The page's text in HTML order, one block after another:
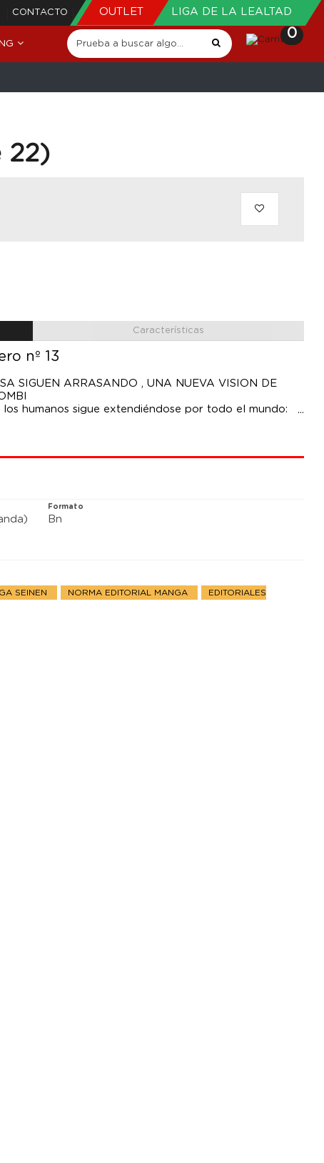
CONTACTO OUTLET LIGA DE LA LEALTAD
0
22)
Características
nº 13
SIGUEN ARRASANDO , UNA NUEVA VISION DE
humanos sigue extendiéndose por todo el mundo:
virus ZQN, que convierte a los infectados en
Formato
Bn
SEINEN NORMA EDITORIAL MANGA EDITORIALES